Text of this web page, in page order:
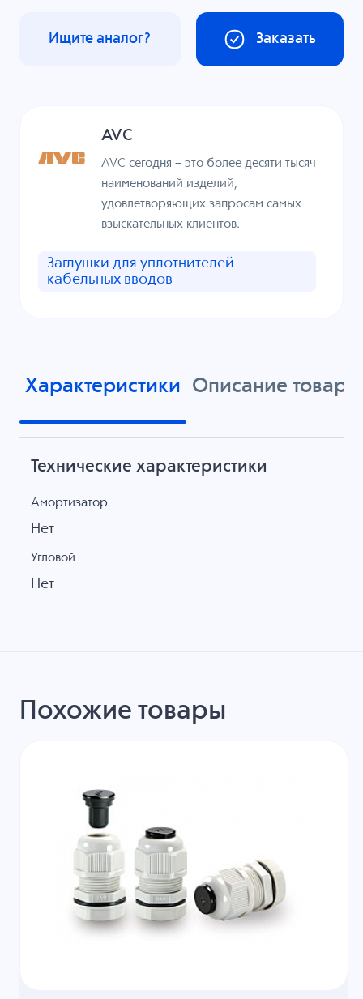
Заказать
Ищите аналог?
AVC
AVC сегодня – это более десяти тысяч
наименований изделий,
удовлетворяющих запросам самых
взыскательных клиентов.
Заглушки для уплотнителей
кабельных вводов
Характеристики Описание товара
Технические характеристики
Амортизатор
Нет
Угловой
Нет
Похожие товары